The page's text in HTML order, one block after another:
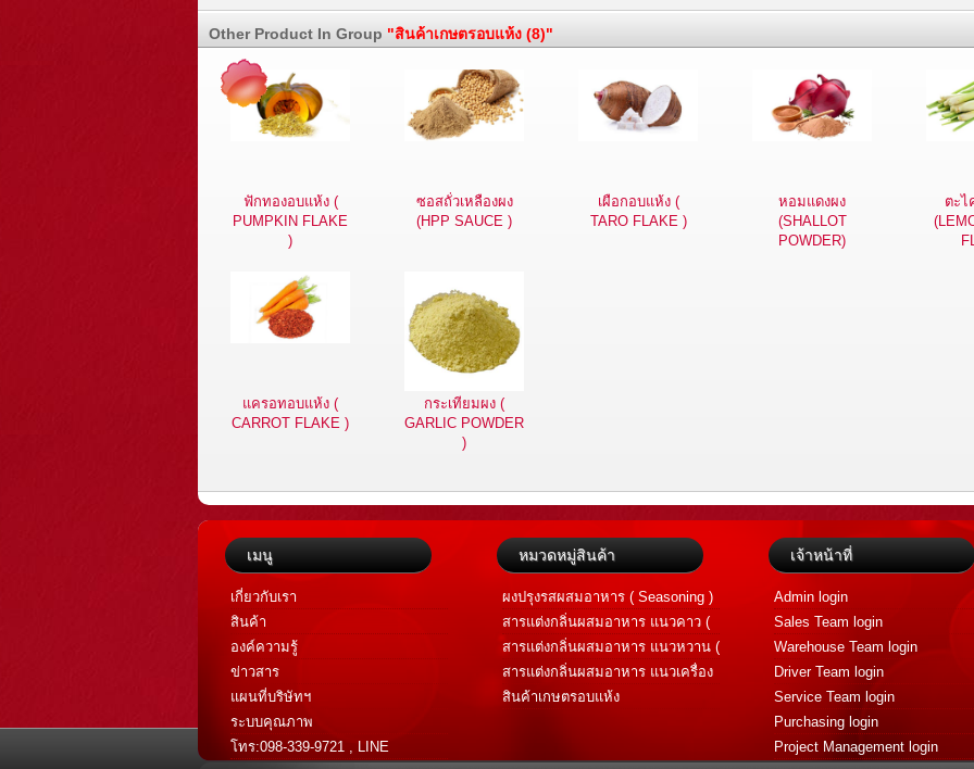
Other Product In Group "สินค้าเกษตรอบแห้ง (8)"
ฟักทองอบแห้ง (
PUMPKIN FLAKE
)
ซอสถั่วเหลืองผง
(HPP SAUCE )
เผือกอบแห้ง (
TARO FLAKE )
หอมแดงผง
(SHALLOT
POWDER)
ตะไ
แครอทอบแห้ง (
CARROT FLAKE )
กระเทียมผง (
GARLIC POWDER
)
เมนู
เกี่ยวกับเรา
สินค้า
องค์ความรู้
ข่าวสาร
แผนที่บริษัทฯ
ระบบคุณภาพ
โทร:098-339-9721 , LINE
หมวดหมู่สินค้า
ผงปรุงรสผสมอาหาร ( Seasoning )
สารแต่งกลิ่นผสมอาหาร แนวคาว (
Savory Flavor )
สารแต่งกลิ่นผสมอาหาร แนวหวาน (
Sweet Flavor )
สารแต่งกลิ่นผสมอาหาร แนวเครื่อง
เทศ (Spice Flavor)
สินค้าเกษตรอบแห้ง
เจ้าหน้าที่
Admin login
Sales Team login
Warehouse Team login
Driver Team login
Service Team login
Purchasing login
Project Management login